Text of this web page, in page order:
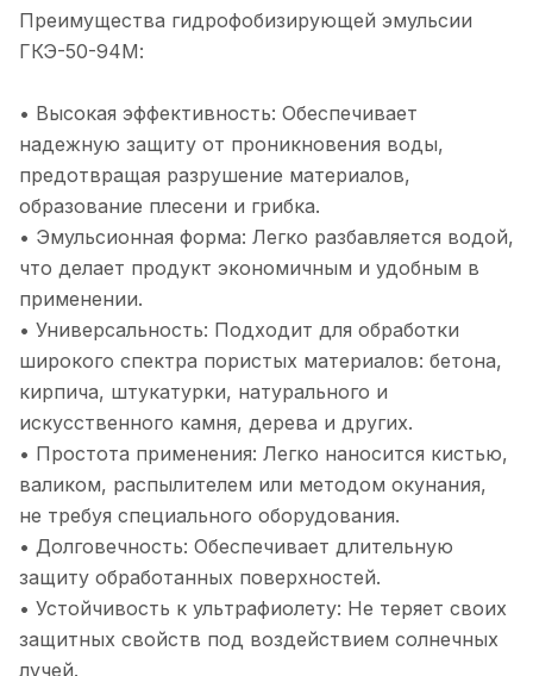
Преимущества гидрофобизирующей эмульсии
ГКЭ-50-94М:
• Высокая эффективность: Обеспечивает
надежную защиту от проникновения воды,
предотвращая разрушение материалов,
образование плесени и грибка.
• Эмульсионная форма: Легко разбавляется водой,
что делает продукт экономичным и удобным в
применении.
• Универсальность: Подходит для обработки
широкого спектра пористых материалов: бетона,
кирпича, штукатурки, натурального и
искусственного камня, дерева и других.
• Простота применения: Легко наносится кистью,
валиком, распылителем или методом окунания,
не требуя специального оборудования.
• Долговечность: Обеспечивает длительную
защиту обработанных поверхностей.
• Устойчивость к ультрафиолету: Не теряет своих
защитных свойств под воздействием солнечных
лучей.